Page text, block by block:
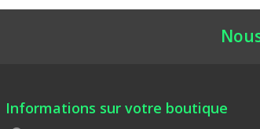
Informations sur votre boutique